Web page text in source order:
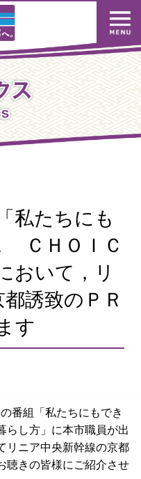
私たちにも
ＣＨＯＩＣ
おいて，リ
誘致のＰＲ
す
番組「私たちにもでき
し方」に本市職員が出
リニア中央新幹線の京都
聴きの皆様にご紹介させ